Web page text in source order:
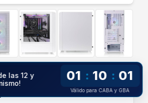
S200 Tg
las 12 y
01 : 10 : 00
Válido para CABA y GBA